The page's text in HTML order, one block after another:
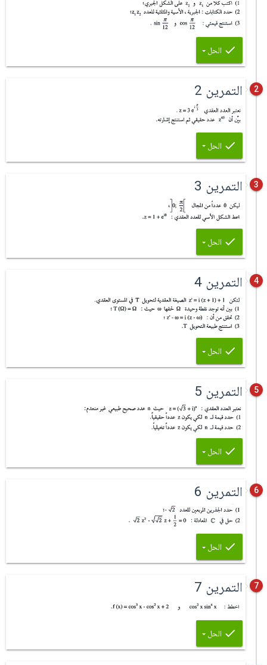
الحل
2 التمرين 2
الحل
3 التمرين 3
الحل
4 التمرين 4
الحل
5 التمرين 5
الحل
6 التمرين 6
الحل
7 التمرين 7
الحل